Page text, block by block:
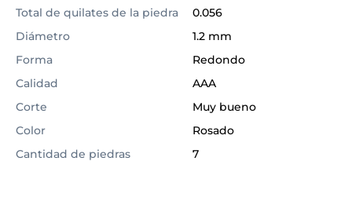
Total de quilates de la piedra
0.056
Diámetro
1.2 mm
Forma
Redondo
Calidad
AAA
Corte
Muy bueno
Color
Rosado
Cantidad de piedras
7